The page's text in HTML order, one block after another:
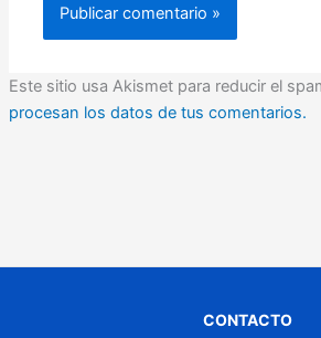
Este sitio usa Akismet para reducir el
procesan los datos de tus comentarios.
CONTACTO